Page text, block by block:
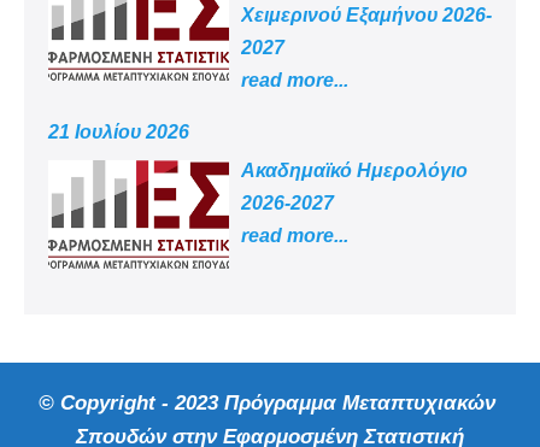
Χειμερινού Εξαμήνου 2026-
2027
read more...
21 Ιουλίου 2026
Aκαδημαϊκό Ημερολόγιο
2026-2027
read more...
© Copyright - 2023 Πρόγραμμα Μεταπτυχιακών
Σπουδών στην Εφαρμοσμένη Στατιστική